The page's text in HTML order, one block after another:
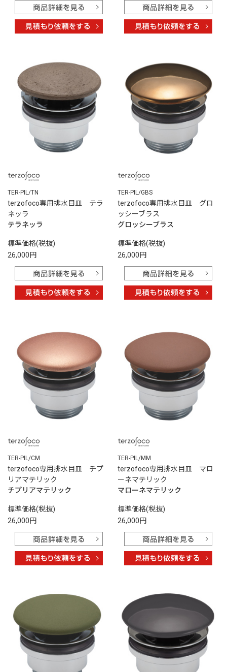
TER-PIL/TN
terzofoco専用排水目皿 テラ
ネッラ
テラネッラ
標準価格(税抜)
26,000円
TER-PIL/GBS
terzofoco専用排水目皿 グロ
ッシーブラス
グロッシーブラス
標準価格(税抜)
26,000円
TER-PIL/CM
terzofoco専用排水目皿 チプ
リアマテリック
チプリアマテリック
標準価格(税抜)
26,000円
TER-PIL/MM
terzofoco専用排水目皿 マロ
ーネマテリック
マローネマテリック
標準価格(税抜)
26,000円